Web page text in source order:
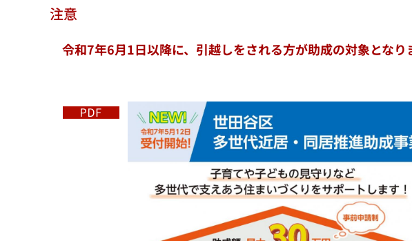
注意
令和7年6月1日以降に、引越しをされる方が助成の対象となり